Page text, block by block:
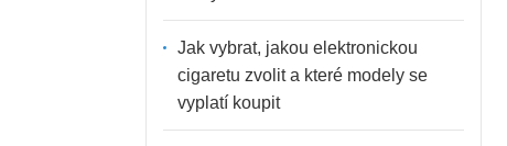
Jak vybrat, jakou elektronickou
cigaretu zvolit a které modely se
vyplatí koupit